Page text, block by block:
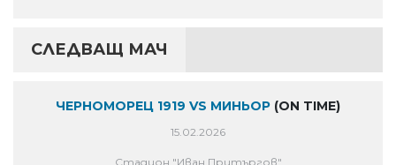
СЛЕДВАЩ МАЧ
ЧЕРНОМОРЕЦ 1919 VS МИНЬОР (ON TIME)
15.02.2026
Стадион "Иван Притъргов"